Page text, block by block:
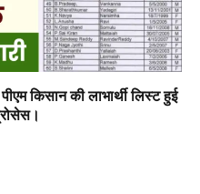
किसान की लाभार्थी लिस्ट हुई